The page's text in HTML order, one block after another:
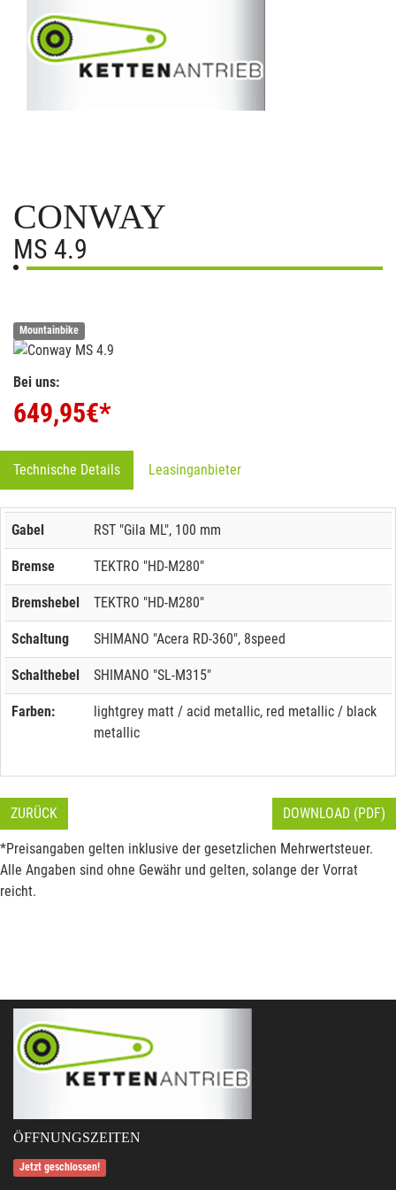
CONWAY
MS 4.9
Mountainbike
Bei uns:
649,95€*
Technische Details Leasinganbieter
Gabel RST "Gila ML", 100 mm
Bremse TEKTRO "HD-M280"
Bremshebel TEKTRO "HD-M280"
Schaltung SHIMANO "Acera RD-360", 8speed
Schalthebel SHIMANO "SL-M315"
Farben:
lightgrey matt / acid metallic, red metallic / black
metallic
ZURÜCK DOWNLOAD (PDF)
*Preisangaben gelten inklusive der gesetzlichen Mehrwertsteuer.
Alle Angaben sind ohne Gewähr und gelten, solange der Vorrat
reicht.
ÖFFNUNGSZEITEN
Jetzt geschlossen!